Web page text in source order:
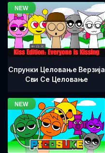
Спрунки Целовање Верзија
Сви Се Целовање